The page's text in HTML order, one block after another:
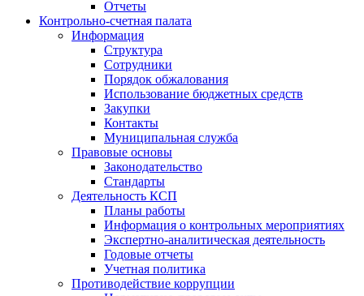
Отчеты
Контрольно-счетная палата
Информация
Структура
Сотрудники
Порядок обжалования
Использование бюджетных средств
Закупки
Контакты
Муниципальная служба
Правовые основы
Законодательство
Стандарты
Деятельность КСП
Планы работы
Информация о контрольных мероприятиях
Экспертно-аналитическая деятельность
Годовые отчеты
Учетная политика
Противодействие коррупции